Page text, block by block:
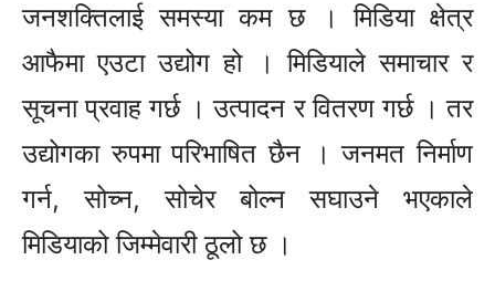
जनशक्तिलाई समस्या कम छ । मिडिया क्षेत्र
आफैमा एउटा उद्योग हो । मिडियाले समाचार र
सूचना प्रवाह गर्छ । उत्पादन र वितरण गर्छ । तर
उद्योगका रुपमा परिभाषित छैन । जनमत निर्माण
गर्न, सोच्न, सोचेर बोल्न सघाउने भएकाले
मिडियाको जिम्मेवारी ठूलो छ ।